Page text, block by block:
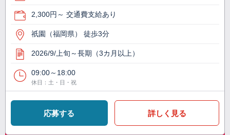
2,300円～ 交通費支給あり
祇園（福岡県） 徒歩3分
2026/9/上旬～長期（3カ月以上）
09:00～18:00
休日：土・日・祝
応募する 詳しく見る